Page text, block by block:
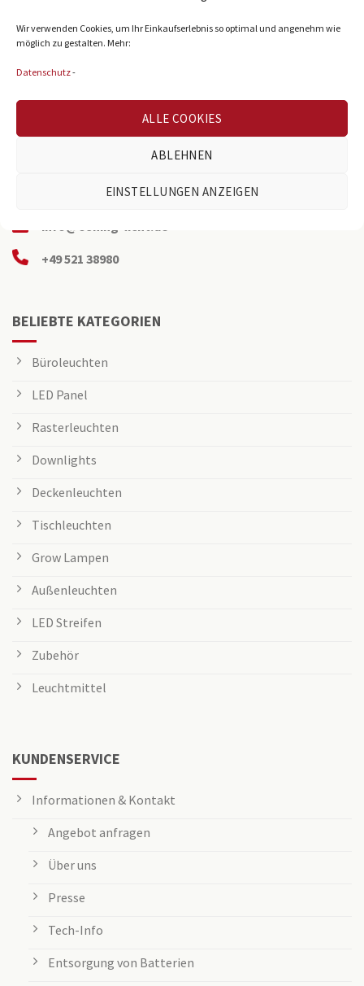
Wir verwenden Cookies, um Ihr Einkaufserlebnis so optimal und angenehm wie
möglich zu gestalten. Mehr:
Datenschutz-
ALLE COOKIES
ABLEHNEN
EINSTELLUNGEN ANZEIGEN
D-33605 Bielefeld
+49 521 38980
BELIEBTE KATEGORIEN
Büroleuchten
LED Panel
Rasterleuchten
Downlights
Deckenleuchten
Tischleuchten
Grow Lampen
Außenleuchten
LED Streifen
Zubehör
Leuchtmittel
KUNDENSERVICE
Informationen & Kontakt
Angebot anfragen
Über uns
Presse
Tech-Info
Entsorgung von Batterien